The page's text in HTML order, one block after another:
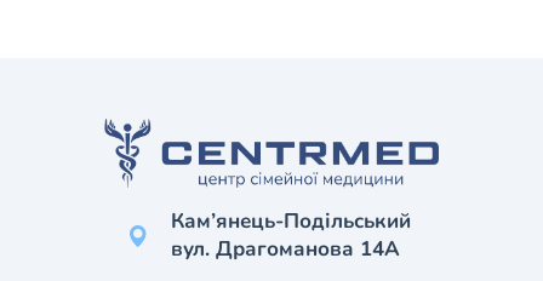
Кам’янець-Подільський
вул. Драгоманова 14А